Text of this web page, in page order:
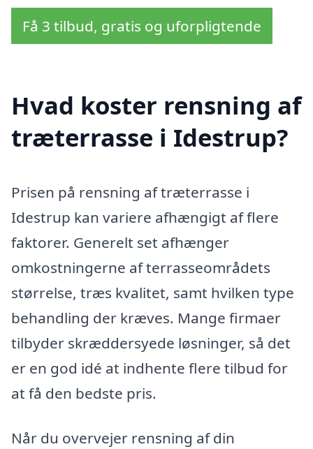
Få 3 tilbud, gratis og uforpligtende
Hvad koster rensning af
træterrasse i Idestrup?
Prisen på rensning af træterrasse i
Idestrup kan variere afhængigt af flere
faktorer. Generelt set afhænger
omkostningerne af terrasseområdets
størrelse, træs kvalitet, samt hvilken type
behandling der kræves. Mange firmaer
tilbyder skræddersyede løsninger, så det
er en god idé at indhente flere tilbud for
at få den bedste pris.
Når du overvejer rensning af din